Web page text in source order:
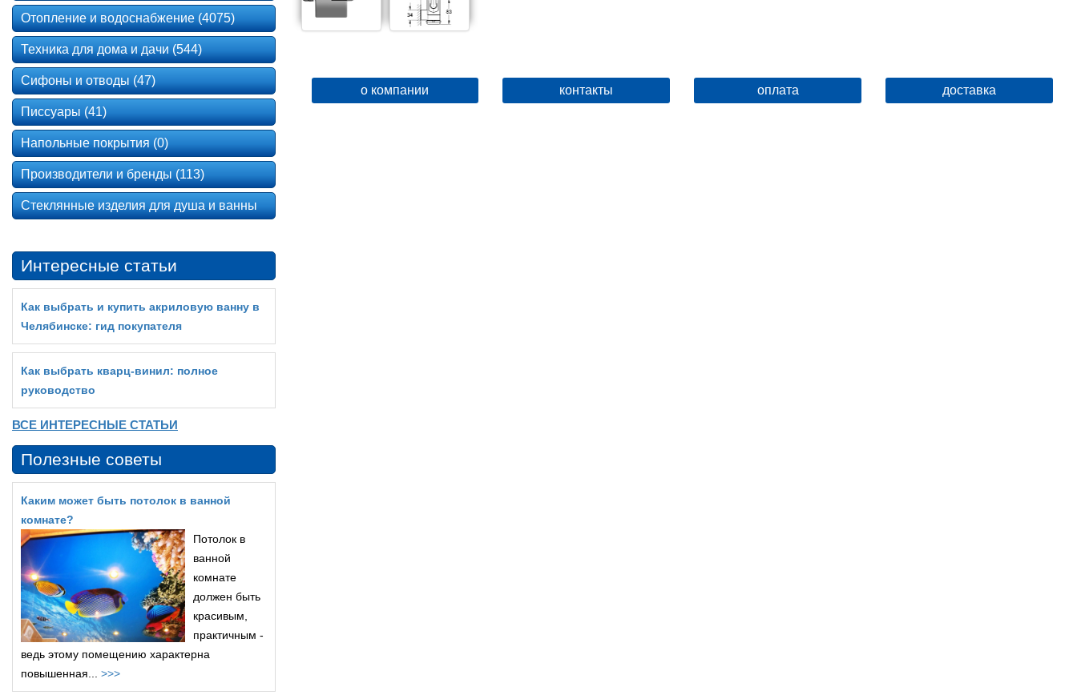
о компании контакты оплата доставка
Отопление и водоснабжение (4075)
Техника для дома и дачи (544)
Сифоны и отводы (47)
Писсуары (41)
Напольные покрытия (0)
Производители и бренды (113)
Стеклянные изделия для душа и ванны
Интересные статьи
Как выбрать и купить акриловую ванну в
Челябинске: гид покупателя
Как выбрать кварц‑винил: полное
руководство
ВСЕ ИНТЕРЕСНЫЕ СТАТЬИ
Полезные советы
Каким может быть потолок в ванной
комнате?
Потолок в
ванной
комнате
должен быть
красивым,
практичным -
ведь этому помещению характерна
повышенная... >>>